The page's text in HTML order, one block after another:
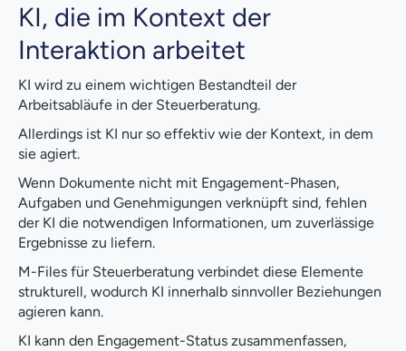
KI, die im Kontext der
Interaktion arbeitet
KI wird zu einem wichtigen Bestandteil der
Arbeitsabläufe in der Steuerberatung.
Allerdings ist KI nur so effektiv wie der Kontext, in dem
sie agiert.
Wenn Dokumente nicht mit Engagement-Phasen,
Aufgaben und Genehmigungen verknüpft sind, fehlen
der KI die notwendigen Informationen, um zuverlässige
Ergebnisse zu liefern.
M-Files für Steuerberatung verbindet diese Elemente
strukturell, wodurch KI innerhalb sinnvoller Beziehungen
agieren kann.
KI kann den Engagement-Status zusammenfassen,